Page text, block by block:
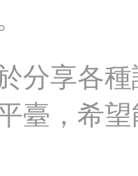
分享各
臺，希